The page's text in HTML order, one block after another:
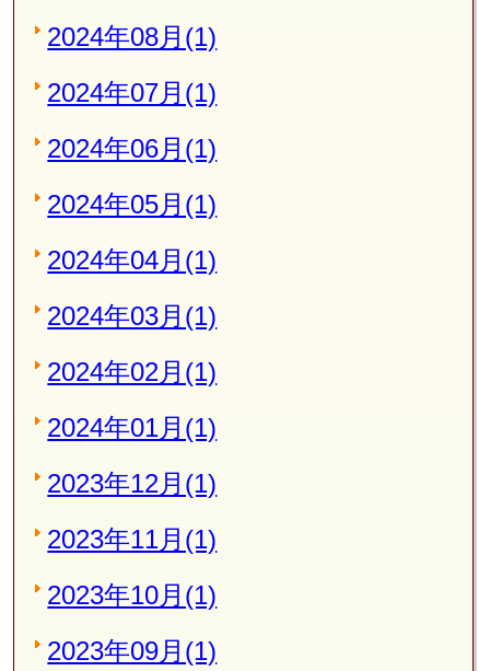
2024年08月(1)
2024年07月(1)
2024年06月(1)
2024年05月(1)
2024年04月(1)
2024年03月(1)
2024年02月(1)
2024年01月(1)
2023年12月(1)
2023年11月(1)
2023年10月(1)
2023年09月(1)